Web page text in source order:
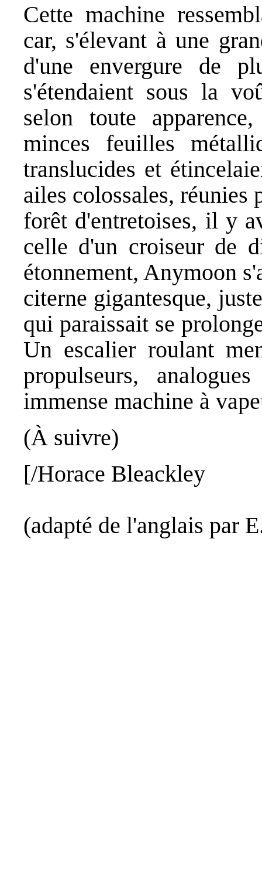
Cette machine
car, s'élevant à une
d'une envergure de
s'étendaient sous la
selon toute
minces feuilles
translucides et
ailes colossales, réunies
forêt d'entretoises, il y
celle d'un croiseur de
étonnement, Anymoon
citerne gigantesque,
qui paraissait se
Un escalier roulant
propulseurs,
immense machine à
(À suivre)
[/Horace Bleackley
(adapté de l'anglais par